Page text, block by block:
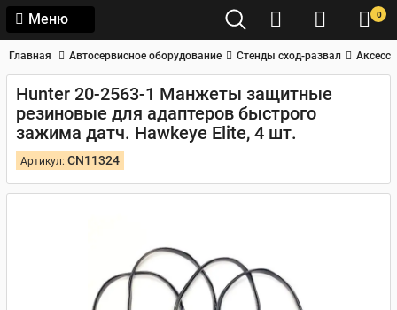
Меню 0
Главная Автосервисное оборудование Стенды сход-развал
Hunter 20-2563-1 Манжеты защитные
резиновые для адаптеров быстрого
зажима датч. Hawkeye Elite, 4 шт.
Артикул: CN11324